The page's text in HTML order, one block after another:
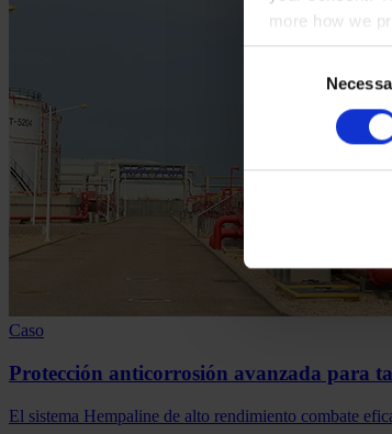
more how we
Caso
Protección anticorrosión avanzada para
El sistema Hempaline de alto rendimiento combate